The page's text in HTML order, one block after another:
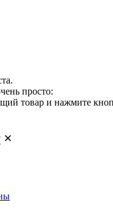
просто:
товар и нажмите